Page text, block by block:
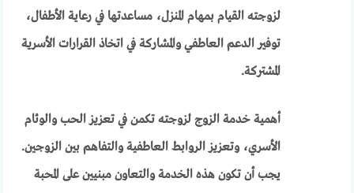
لزوجته القيام بمهام المنزل، مساعدتها في رعاية الأطفال،
توفير الدعم العاطفي والمشاركة في اتخاذ القرارات الأسرية
المشتركة.
أهمية خدمة الزوج لزوجته تكمن في تعزيز الحب والوئام
الأسري، وتعزيز الروابط العاطفية والتفاهم بين الزوجين.
يجب أن تكون هذه الخدمة والتعاون مبنيين على المحبة